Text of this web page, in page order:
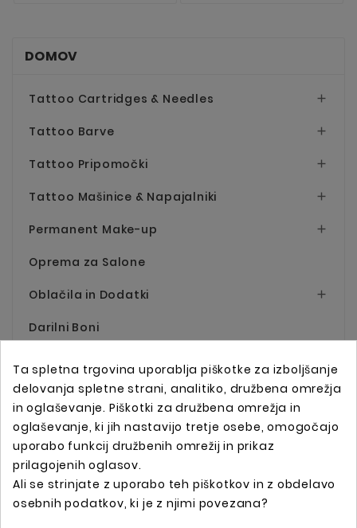
DOMOV
Tattoo Cartridges & Needles 
Tattoo Barve 
Tattoo Pripomočki 
Tattoo Mašinice & Napajalniki 
Permanent Make-up 
Oprema za Salone
Oblačila in Dodatki 
Darilni Boni
Spletna trgovina s profesionalno tattoo opremo !
Ta spletna trgovina uporablja piškotke za izboljšanje
delovanja spletne strani, analitiko, družbena omrežja
in oglaševanje. Piškotki za družbena omrežja in
oglaševanje, ki jih nastavijo tretje osebe, omogočajo
uporabo funkcij družbenih omrežij in prikaz
prilagojenih oglasov.
Ali se strinjate z uporabo teh piškotkov in z obdelavo
osebnih podatkov, ki je z njimi povezana?